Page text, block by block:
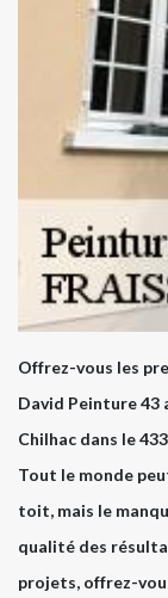
Offrez-vous les
David Peinture
Chilhac dans le
Tout le monde
toit, mais le
qualité des
projets, offrez-